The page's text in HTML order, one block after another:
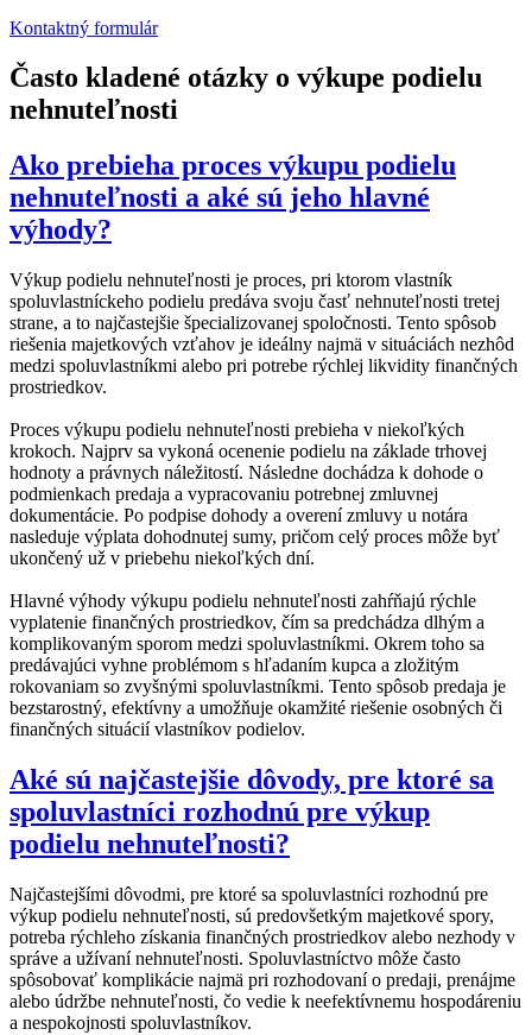
Kontaktný formulár
Často kladené otázky o výkupe podielu
nehnuteľnosti
Ako prebieha proces výkupu podielu
nehnuteľnosti a aké sú jeho hlavné
výhody?
Výkup podielu nehnuteľnosti je proces, pri ktorom vlastník
spoluvlastníckeho podielu predáva svoju časť nehnuteľnosti tretej
strane, a to najčastejšie špecializovanej spoločnosti. Tento spôsob
riešenia majetkových vzťahov je ideálny najmä v situáciách nezhôd
medzi spoluvlastníkmi alebo pri potrebe rýchlej likvidity finančných
prostriedkov.
Proces výkupu podielu nehnuteľnosti prebieha v niekoľkých
krokoch. Najprv sa vykoná ocenenie podielu na základe trhovej
hodnoty a právnych náležitostí. Následne dochádza k dohode o
podmienkach predaja a vypracovaniu potrebnej zmluvnej
dokumentácie. Po podpise dohody a overení zmluvy u notára
nasleduje výplata dohodnutej sumy, pričom celý proces môže byť
ukončený už v priebehu niekoľkých dní.
Hlavné výhody výkupu podielu nehnuteľnosti zahŕňajú rýchle
vyplatenie finančných prostriedkov, čím sa predchádza dlhým a
komplikovaným sporom medzi spoluvlastníkmi. Okrem toho sa
predávajúci vyhne problémom s hľadaním kupca a zložitým
rokovaniam so zvyšnými spoluvlastníkmi. Tento spôsob predaja je
bezstarostný, efektívny a umožňuje okamžité riešenie osobných či
finančných situácií vlastníkov podielov.
Aké sú najčastejšie dôvody, pre ktoré sa
spoluvlastníci rozhodnú pre výkup
podielu nehnuteľnosti?
Najčastejšími dôvodmi, pre ktoré sa spoluvlastníci rozhodnú pre
výkup podielu nehnuteľnosti, sú predovšetkým majetkové spory,
potreba rýchleho získania finančných prostriedkov alebo nezhody v
správe a užívaní nehnuteľnosti. Spoluvlastníctvo môže často
spôsobovať komplikácie najmä pri rozhodovaní o predaji, prenájme
alebo údržbe nehnuteľnosti, čo vedie k neefektívnemu hospodáreniu
a nespokojnosti spoluvlastníkov.